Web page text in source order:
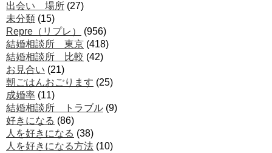
出会い 場所 (27)
未分類 (15)
Repre（リプレ）
(956)
結婚相談所 東京 (418)
結婚相談所 比較 (42)
お見合い (21)
朝ごはんおごります (25)
成婚率 (11)
結婚相談所 トラブル (9)
好きになる (86)
人を好きになる (38)
人を好きになる方法 (10)